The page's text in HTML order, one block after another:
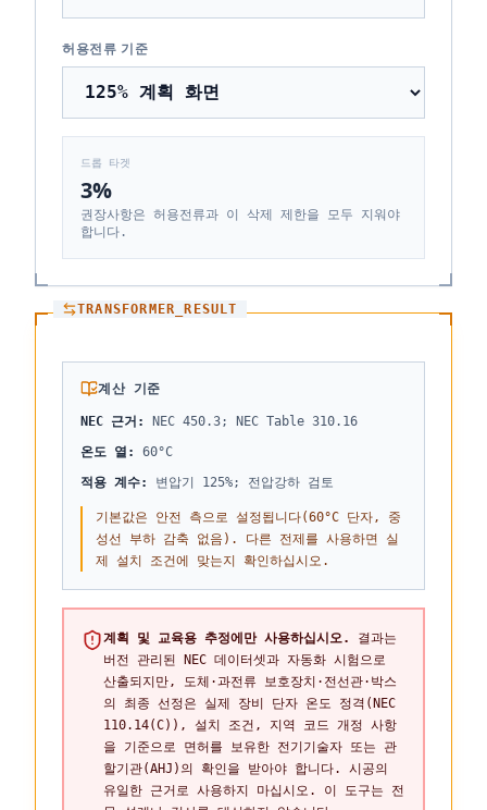
허용전류 기준
드롭 타겟
3%
권장사항은 허용전류과 이 삭제 제한을 모두 지워야
합니다.
TRANSFORMER_RESULT
계산 기준
NEC 근거 :
NEC 450.3; NEC Table 310.16
온도 열 : 60°C
적용 계수: 변압기 125%; 전압강하 검토
기본값은 안전 측으로 설정됩니다(60°C 단자, 중
성선 부하 감축 없음). 다른 전제를 사용하면 실
제 설치 조건에 맞는지 확인하십시오.
계획 및 교육용 추정에만 사용하십시오.
결과는
버전 관리된 NEC 데이터셋과 자동화 시험으로
산출되지만, 도체·과전류 보호장치·전선관·박스
의 최종 선정은 실제 장비 단자 온도 정격(NEC
110.14(C)), 설치 조건, 지역 코드 개정 사항
을 기준으로 면허를 보유한 전기기술자 또는 관
할기관(AHJ)의 확인을 받아야 합니다. 시공의
유일한 근거로 사용하지 마십시오. 이 도구는 전